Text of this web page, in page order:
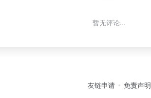
暂无评论...
友链申请 免责声明